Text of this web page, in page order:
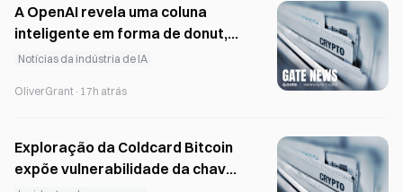
A OpenAI revela uma coluna
inteligente em forma de donut,
com um preço entre 300 e 400
previsto para 2027.
Notícias da indústria de IA
OliverGrant · 17h atrás
Exploração da Coldcard Bitcoin
expõe vulnerabilidade da chave